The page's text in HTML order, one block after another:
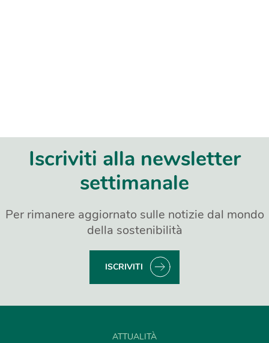
Iscriviti alla newsletter
settimanale
Per rimanere aggiornato sulle notizie dal mondo
della sostenibilità
ISCRIVITI
ATTUALITÀ